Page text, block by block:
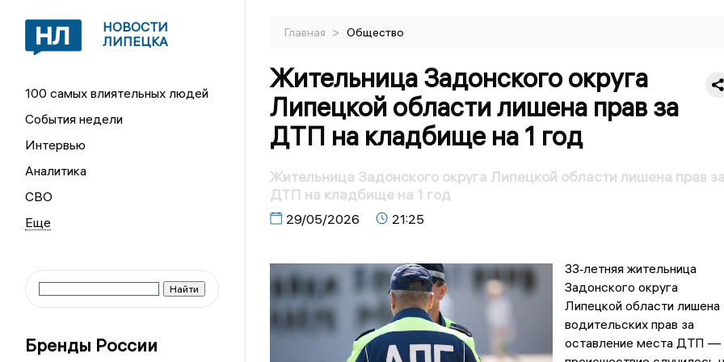
НОВОСТИ
ЛИПЕЦКА
100 самых влиятельных людей
События недели
Интервью
Аналитика
СВО
Бренды России
Главная > Общество
Жительница Задонского округа
Липецкой области лишена прав за
ДТП на кладбище на 1 год
Жительница Задонского округа Липецкой области лишена прав
ДТП на кладбище на 1 год
29/05/2026 21:25
33‑летняя жительница
Задонского округа
Липецкой области лишена
водительских прав за
оставление места ДТП —